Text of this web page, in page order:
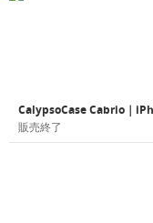
販売終了